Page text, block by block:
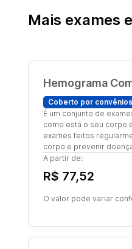
Mais exames
Hemograma
Coberto por convênios
É um conjunto de
como está o seu corpo
exames feitos
corpo e prevenir
A partir de:
R$ 77,52
O valor pode variar